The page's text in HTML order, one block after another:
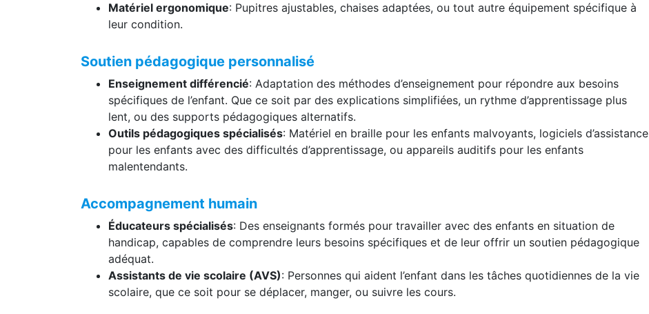
Matériel ergonomique: Pupitres ajustables, chaises adaptées, ou tout autre équipement spécifique à
leur condition.
Soutien pédagogique personnalisé
Enseignement différencié: Adaptation des méthodes d’enseignement pour répondre aux besoins
spécifiques de l’enfant. Que ce soit par des explications simplifiées, un rythme d’apprentissage plus
lent, ou des supports pédagogiques alternatifs.
Outils pédagogiques spécialisés: Matériel en braille pour les enfants malvoyants, logiciels d’assistance
pour les enfants avec des difficultés d’apprentissage, ou appareils auditifs pour les enfants
malentendants.
Accompagnement humain
Éducateurs spécialisés: Des enseignants formés pour travailler avec des enfants en situation de
handicap, capables de comprendre leurs besoins spécifiques et de leur offrir un soutien pédagogique
adéquat.
Assistants de vie scolaire (AVS): Personnes qui aident l’enfant dans les tâches quotidiennes de la vie
scolaire, que ce soit pour se déplacer, manger, ou suivre les cours.